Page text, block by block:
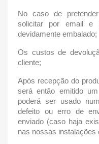
No caso de
solicitar por email e
devidamente embalado;
Os custos de
cliente;
Após recepção do
será então emitido
poderá ser usado
defeito ou erro de
enviado (caso haja
nas nossas instalações